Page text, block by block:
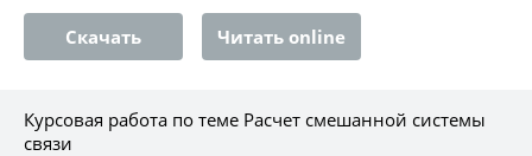
Скачать Читать online
Курсовая работа по теме Расчет смешанной системы
связи